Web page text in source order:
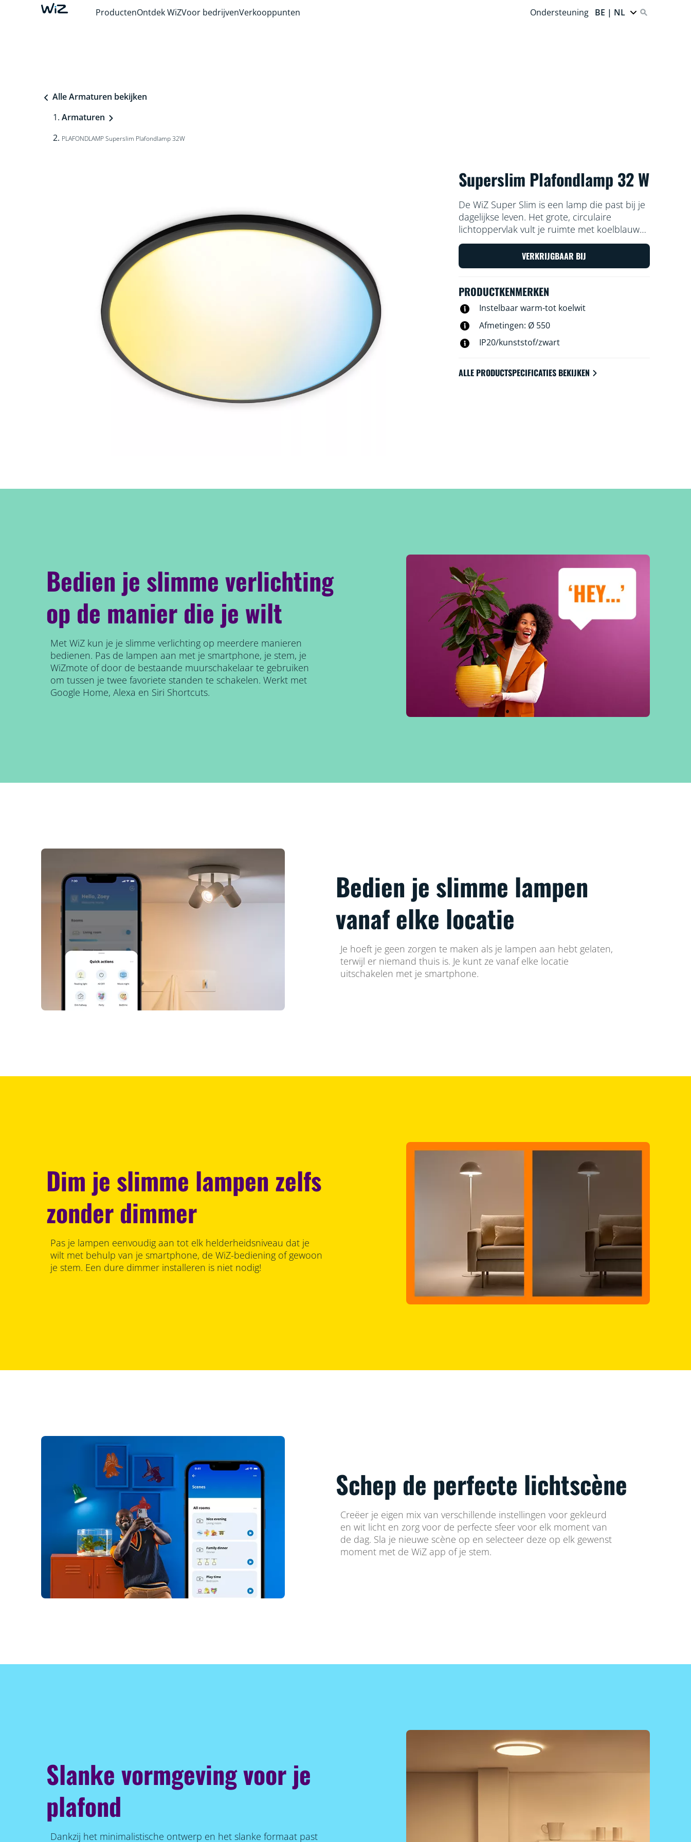
ProductenOntdek WiZVoor bedrijvenVerkooppunten Ondersteuning BE | NL
Alle Armaturen bekijken
Armaturen
PLAFONDLAMP Superslim Plafondlamp 32W
Superslim Plafondlamp 32 W
De WiZ Super Slim is een lamp die past bij je
dagelijkse leven. Het grote, circulaire
lichtoppervlak vult je ruimte met koelblauw
licht, zodat je je goed kunt concentreren of
met zacht en warm licht, waarmee je kunt
ontspannen.
VERKRIJGBAAR BIJ
PRODUCTKENMERKEN
Instelbaar warm-tot koelwit
Afmetingen: Ø 550
IP20/kunststof/zwart
ALLE PRODUCTSPECIFICATIES BEKIJKEN
Bedien je slimme verlichting
op de manier die je wilt
Met WiZ kun je je slimme verlichting op meerdere manieren
bedienen. Pas de lampen aan met je smartphone, je stem, je
WiZmote of door de bestaande muurschakelaar te gebruiken
om tussen je twee favoriete standen te schakelen. Werkt met
Google Home, Alexa en Siri Shortcuts.
Bedien je slimme lampen
vanaf elke locatie
Je hoeft je geen zorgen te maken als je lampen aan hebt gelaten,
terwijl er niemand thuis is. Je kunt ze vanaf elke locatie
uitschakelen met je smartphone.
Dim je slimme lampen zelfs
zonder dimmer
Pas je lampen eenvoudig aan tot elk helderheidsniveau dat je
wilt met behulp van je smartphone, de WiZ-bediening of gewoon
je stem. Een dure dimmer installeren is niet nodig!
Schep de perfecte lichtscène
Creëer je eigen mix van verschillende instellingen voor gekleurd
en wit licht en zorg voor de perfecte sfeer voor elk moment van
de dag. Sla je nieuwe scène op en selecteer deze op elk gewenst
moment met de WiZ app of je stem.
Slanke vormgeving voor je
plafond
Dankzij het minimalistische ontwerp en het slanke formaat past